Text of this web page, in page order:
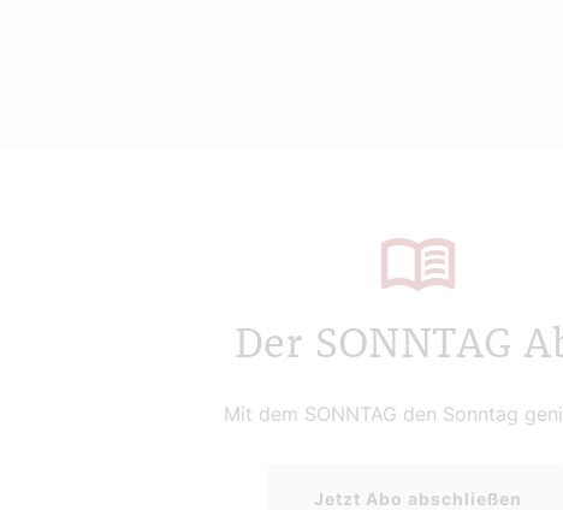
Der SONNTAG
Mit dem SONNTAG den Sonntag
Jetzt Abo abschließen